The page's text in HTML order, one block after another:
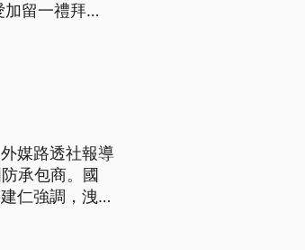
留一禮拜進
媒路透社報導
承包商。國
仁強調，洩密